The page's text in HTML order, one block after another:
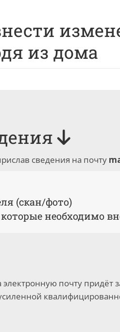
из дома
сведения на почту
(скан/фото)
необходимо
почту придёт